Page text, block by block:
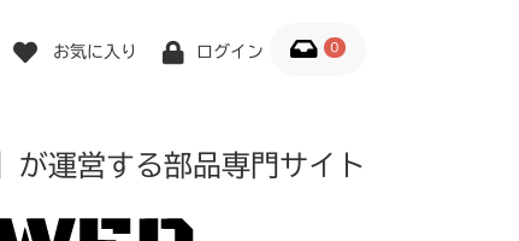
お気に入り ログイン 0
が運営する部品専門サイト